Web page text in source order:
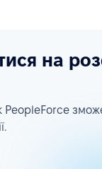
на
PeopleForce